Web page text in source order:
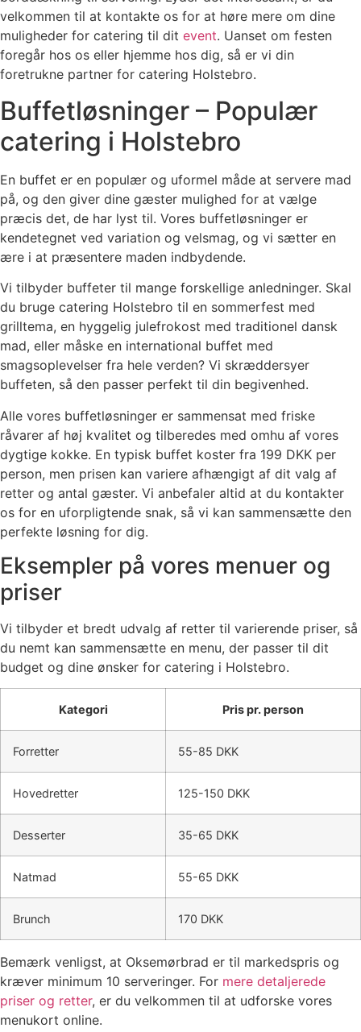
velkommen til at kontakte os for at høre mere om dine
muligheder for catering til dit event. Uanset om festen
foregår hos os eller hjemme hos dig, så er vi din
foretrukne partner for catering Holstebro.
Buffetløsninger – Populær
catering i Holstebro
En buffet er en populær og uformel måde at servere mad
på, og den giver dine gæster mulighed for at vælge
præcis det, de har lyst til. Vores buffetløsninger er
kendetegnet ved variation og velsmag, og vi sætter en
ære i at præsentere maden indbydende.
Vi tilbyder buffeter til mange forskellige anledninger. Skal
du bruge catering Holstebro til en sommerfest med
grilltema, en hyggelig julefrokost med traditionel dansk
mad, eller måske en international buffet med
smagsoplevelser fra hele verden? Vi skræddersyer
buffeten, så den passer perfekt til din begivenhed.
Alle vores buffetløsninger er sammensat med friske
råvarer af høj kvalitet og tilberedes med omhu af vores
dygtige kokke. En typisk buffet koster fra 199 DKK per
person, men prisen kan variere afhængigt af dit valg af
retter og antal gæster. Vi anbefaler altid at du kontakter
os for en uforpligtende snak, så vi kan sammensætte den
perfekte løsning for dig.
Eksempler på vores menuer og
priser
Vi tilbyder et bredt udvalg af retter til varierende priser, så
du nemt kan sammensætte en menu, der passer til dit
budget og dine ønsker for catering i Holstebro.
Kategori Pris pr. person
Forretter 55-85 DKK
Hovedretter 125-150 DKK
Desserter 35-65 DKK
Natmad 55-65 DKK
Brunch 170 DKK
Bemærk venligst, at Oksemørbrad er til markedspris og
kræver minimum 10 serveringer. For mere detaljerede
priser og retter, er du velkommen til at udforske vores
menukort online.